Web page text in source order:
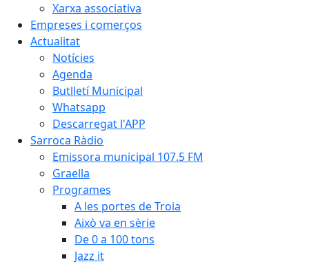
Xarxa associativa
Empreses i comerços
Actualitat
Notícies
Agenda
Butlletí Municipal
Whatsapp
Descarregat l'APP
Sarroca Ràdio
Emissora municipal 107.5 FM
Graella
Programes
A les portes de Troia
Això va en sèrie
De 0 a 100 tons
Jazz it